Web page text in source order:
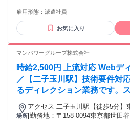
ロ不要）、数字への苦手意識なし
ース（HTML・CSS）がある程度理解でき
像】 ・整理整頓が得意、細かい
るため、最重要） ・通常のコミ
制作業務改善に興味があり、積
俯瞰した運用再構築の提案・実
閑の差があるため、閑散期には業
組める方だとなお嬉しいです。）
雇用形態： 派遣社員
お気に入り
マンパワーグループ株式会社
時給2,500円 上流対応 Webデ
／【二子玉川駅】技術要件対
るディレクション業務です。
る環境◎
場所
アクセス 二子玉川駅【徒歩5分】
[勤務地：〒158-0094東京都世田